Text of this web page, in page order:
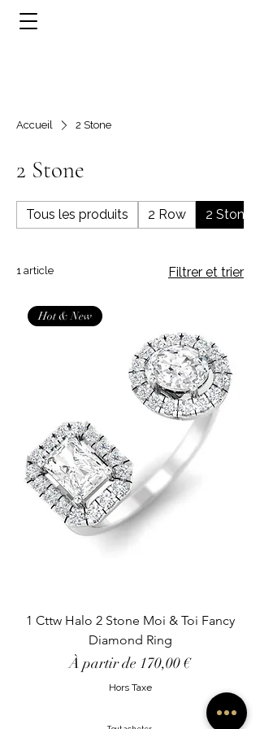
Accueil 2 Stone
2 Stone
Tous les produits 2 Row 2 Stone
1 article Filtrer et trier
Hot & New
1 Cttw Halo 2 Stone Moi & Toi Fancy
Diamond Ring
À partir de 170,00 €
Prix promotionnel
Hors Taxe